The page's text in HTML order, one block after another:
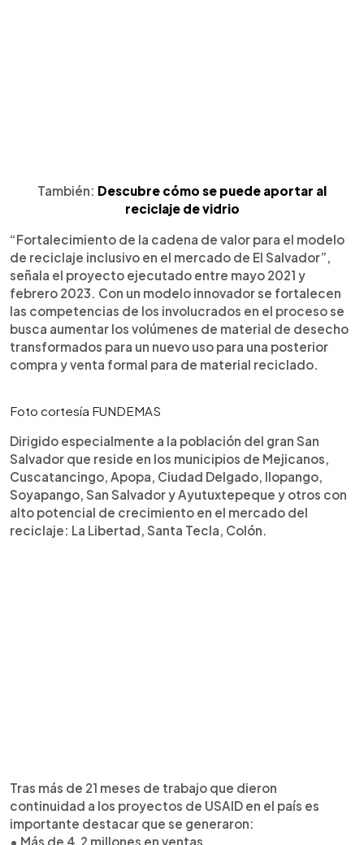
También: Descubre cómo se puede aportar al
reciclaje de vidrio
“Fortalecimiento de la cadena de valor para el modelo
de reciclaje inclusivo en el mercado de El Salvador”,
señala el proyecto ejecutado entre mayo 2021 y
febrero 2023. Con un modelo innovador se fortalecen
las competencias de los involucrados en el proceso se
busca aumentar los volúmenes de material de desecho
transformados para un nuevo uso para una posterior
compra y venta formal para de material reciclado.
Foto cortesía FUNDEMAS
Dirigido especialmente a la población del gran San
Salvador que reside en los municipios de Mejicanos,
Cuscatancingo, Apopa, Ciudad Delgado, Ilopango,
Soyapango, San Salvador y Ayutuxtepeque y otros con
alto potencial de crecimiento en el mercado del
reciclaje: La Libertad, Santa Tecla, Colón.
Tras más de 21 meses de trabajo que dieron
continuidad a los proyectos de USAID en el país es
importante destacar que se generaron:
• Más de 4.2 millones en ventas